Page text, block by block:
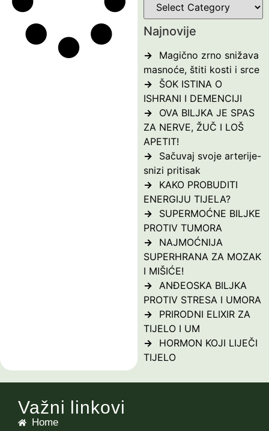
Najnovije
Magično zrno snižava
masnoće, štiti kosti i srce
ŠOK ISTINA O
ISHRANI I DEMENCIJI
OVA BILJKA JE SPAS
ZA NERVE, ŽUČ I LOŠ
APETIT!
Sačuvaj svoje arterije-
snizi pritisak
KAKO PROBUDITI
ENERGIJU TIJELA?
SUPERMOĆNE BILJKE
PROTIV TUMORA
NAJMOĆNIJA
SUPERHRANA ZA MOZAK
I MIŠIĆE!
ANĐEOSKA BILJKA
PROTIV STRESA I UMORA
PRIRODNI ELIXIR ZA
TIJELO I UM
HORMON KOJI LIJEČI
TIJELO
Važni linkovi
Home